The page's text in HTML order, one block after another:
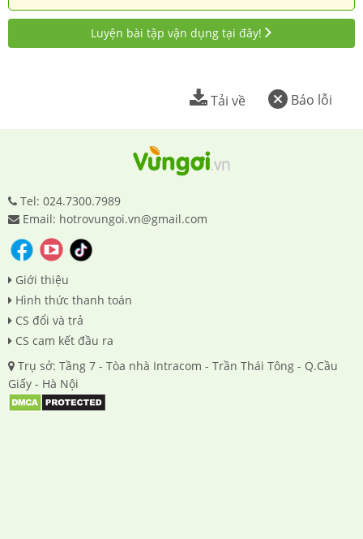
Luyện bài tập vận dụng tại đây!
Báo lỗi
Tải về
Tel: 024.7300.7989
Email: hotrovungoi.vn@gmail.com
Giới thiệu
Hình thức thanh toán
CS đổi và trả
CS cam kết đầu ra
Trụ sở: Tầng 7 - Tòa nhà Intracom - Trần Thái Tông - Q.Cầu
Giấy - Hà Nội